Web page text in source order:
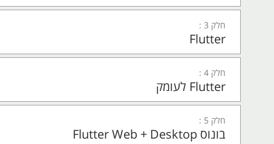
חלק 3 :
Flutter
חלק 4 :
Flutter לעומק
חלק 5 :
בונוס Flutter Web + Desktop